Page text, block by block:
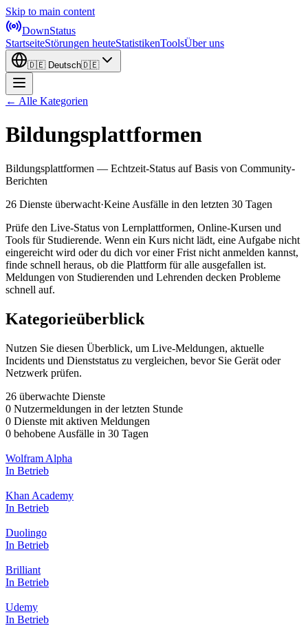
Skip to main content
DownStatus
StartseiteStörungen heuteStatistikenToolsÜber uns
🇩🇪 Deutsch🇩🇪
← Alle Kategorien
Bildungsplattformen
Bildungsplattformen — Echtzeit-Status auf Basis von Community-
Berichten
26 Dienste überwacht·Keine Ausfälle in den letzten 30 Tagen
Prüfe den Live-Status von Lernplattformen, Online-Kursen und
Tools für Studierende. Wenn ein Kurs nicht lädt, eine Aufgabe nicht
eingereicht wird oder du dich vor einer Frist nicht anmelden kannst,
finde schnell heraus, ob die Plattform für alle ausgefallen ist.
Meldungen von Studierenden und Lehrenden decken Probleme
schnell auf.
Kategorieüberblick
Nutzen Sie diesen Überblick, um Live-Meldungen, aktuelle
Incidents und Dienststatus zu vergleichen, bevor Sie Gerät oder
Netzwerk prüfen.
26 überwachte Dienste
0 Nutzermeldungen in der letzten Stunde
0 Dienste mit aktiven Meldungen
0 behobene Ausfälle in 30 Tagen
Wolfram Alpha
In Betrieb
Khan Academy
In Betrieb
Duolingo
In Betrieb
Brilliant
In Betrieb
Udemy
In Betrieb